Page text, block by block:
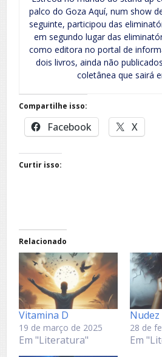
palco do Goza Aquí, num show
seguinte, participou das
em segundo lugar das
como editora no portal de
dois livros, ainda não
coletânea que sairá
Compartilhe isso:
Facebook X
Curtir isso:
Relacionado
Vitamina D
19 de março de 2025
Em "Literatura"
28 de
Em